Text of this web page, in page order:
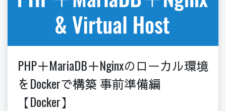
PHP＋MariaDB＋Nginxのローカル環境
をDockerで構築 事前準備編
【Docker】